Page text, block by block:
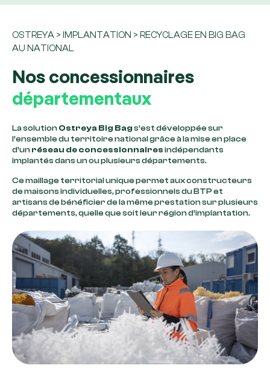
OSTREYA > IMPLANTATION > RECYCLAGE EN BIG BAG
AU NATIONAL
Nos concessionnaires
départementaux
La solutionOstreya Big Bags’est développée sur
l’ensemble du territoire national grâce à la mise en place
d’unréseau de concessionnairesindépendants
implantés dans un ou plusieurs départements.
Ce maillage territorial unique permet aux constructeurs
de maisons individuelles, professionnels du BTP et
artisans de bénéficier de la même prestation sur plusieurs
départements, quelle que soit leur région d’implantation.